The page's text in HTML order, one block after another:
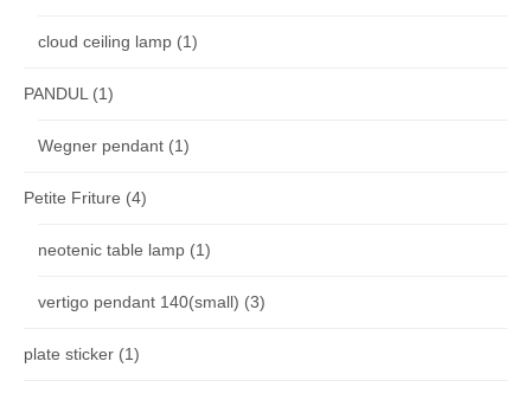
cloud ceiling lamp (1)
PANDUL (1)
Wegner pendant (1)
Petite Friture (4)
neotenic table lamp (1)
vertigo pendant 140(small) (3)
plate sticker (1)